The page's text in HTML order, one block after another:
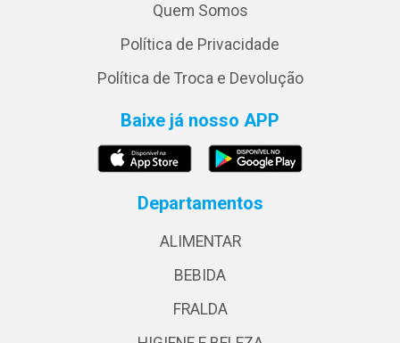
Quem Somos
Política de Privacidade
Política de Troca e Devolução
Baixe já nosso APP
Departamentos
ALIMENTAR
BEBIDA
FRALDA